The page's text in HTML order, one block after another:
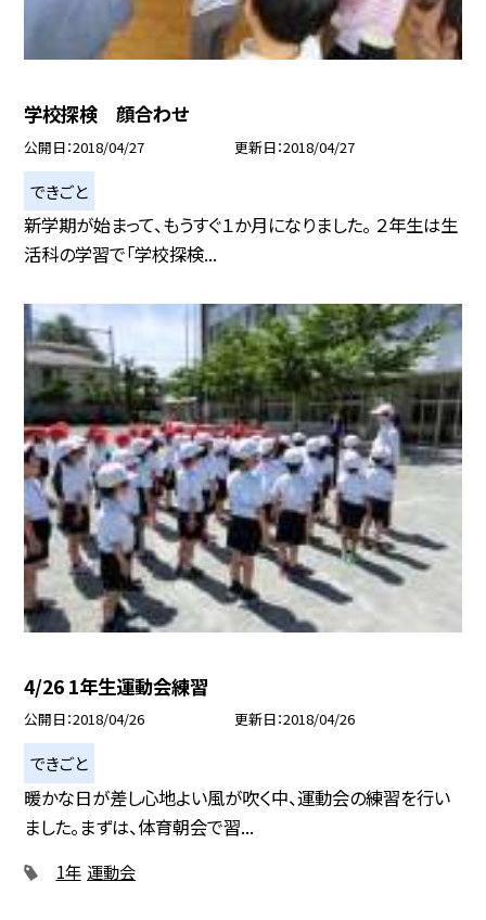
学校探検 顔合わせ
公開日 2018/04/27 更新日 2018/04/27
できごと
新学期が始まって、もうすぐ１か月になりました。 ２年生は生
活科の学習で「学校探検...
4/26 1年生運動会練習
公開日 2018/04/26 更新日 2018/04/26
できごと
暖かな日が差し心地よい風が吹く中、運動会の練習を行い
ました。まずは、体育朝会で習...
1年 運動会